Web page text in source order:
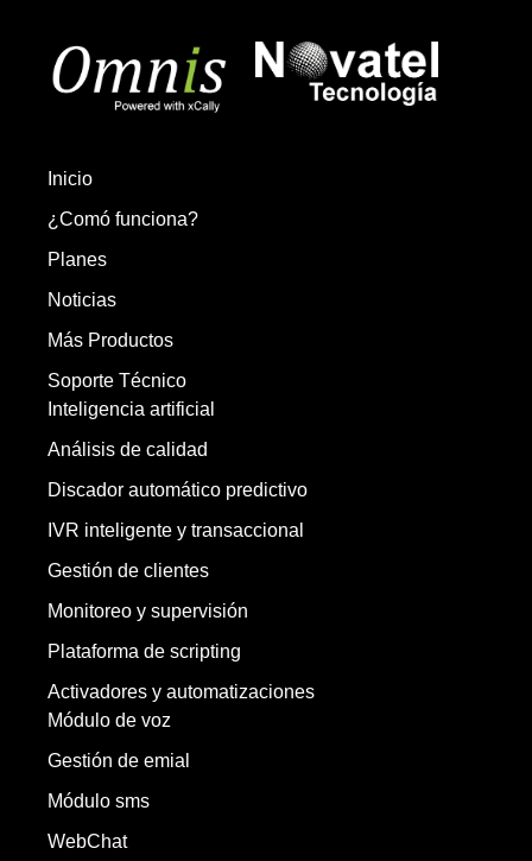
Inicio
¿Comó funciona?
Planes
Noticias
Más Productos
Soporte Técnico
Inteligencia artificial
Análisis de calidad
Discador automático predictivo
IVR inteligente y transaccional
Gestión de clientes
Monitoreo y supervisión
Plataforma de scripting
Activadores y automatizaciones
Módulo de voz
Gestión de emial
Módulo sms
WebChat